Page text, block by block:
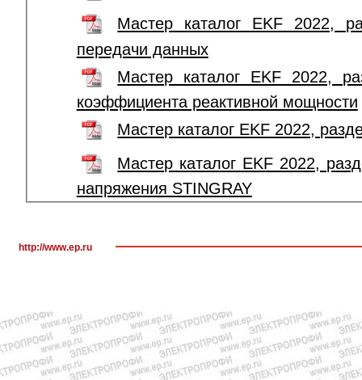
Мастер каталог EKF 2022,
передачи данных
Мастер каталог EKF 2022,
коэффициента реактивной мощности
Мастер каталог EKF 2022,
Мастер каталог EKF 2022,
напряжения STINGRAY
http://www.ep.ru